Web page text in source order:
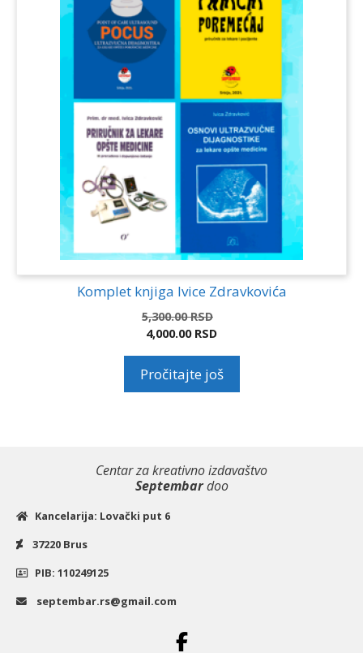
Komplet knjiga Ivice Zdravkovića
5,300.00RSD
bila:
5,300.00 RSD.
4,000.00 RSD
cena
je:
Pročitajte još
Centar za kreativno izdavaštvo
Septembardoo
Kancelarija: Lovački put 6
37220 Brus
PIB: 110249125
septembar.rs@gmail.com